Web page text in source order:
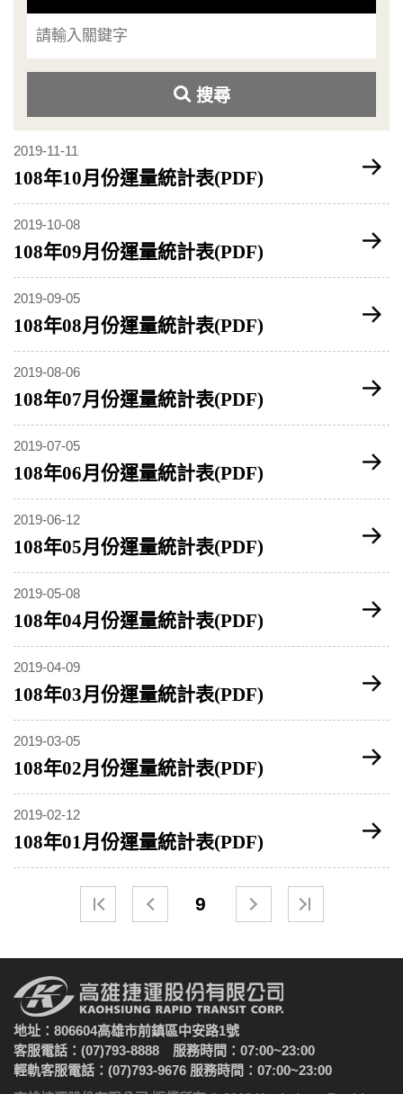
搜尋
2019-11-11
108年10月份運量統計表(PDF)
2019-10-08
108年09月份運量統計表(PDF)
2019-09-05
108年08月份運量統計表(PDF)
2019-08-06
108年07月份運量統計表(PDF)
2019-07-05
108年06月份運量統計表(PDF)
2019-06-12
108年05月份運量統計表(PDF)
2019-05-08
108年04月份運量統計表(PDF)
2019-04-09
108年03月份運量統計表(PDF)
2019-03-05
108年02月份運量統計表(PDF)
2019-02-12
108年01月份運量統計表(PDF)
9
地址：806604高雄市前鎮區中安路1號
客服電話：(07)793-8888 服務時間：07:00~23:00
輕軌客服電話：(07)793-9676 服務時間：07:00~23:00